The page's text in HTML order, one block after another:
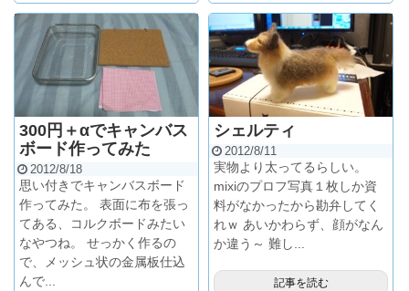
300円＋αでキャンバス
ボード作ってみた
2012/8/18
思い付きでキャンバスボード
作ってみた。 表面に布を張っ
てある、コルクボードみたい
なやつね。 せっかく作るの
で、メッシュ状の金属板仕込
んで...
シェルティ
2012/8/11
実物より太ってるらしい。
mixiのプロフ写真１枚しか資
料がなかったから勘弁してく
れｗ あいかわらず、顔がなん
か違う～ 難し...
記事を読む